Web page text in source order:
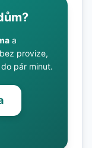
a
provize,
pár minut.